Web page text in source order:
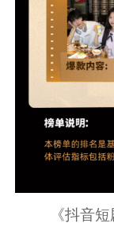
《抖音